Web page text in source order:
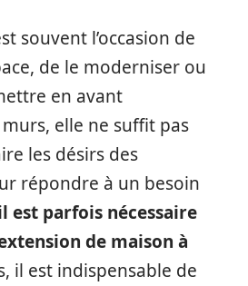
souvent l’occasion de
de le moderniser ou
en avant
elle ne suffit pas
les désirs des
répondre à un besoin
est parfois nécessaire
de maison à
il est indispensable de